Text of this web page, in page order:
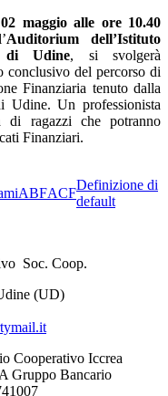
maggio alle ore 10.40
Auditorium
dell’Istituto
di Udine, si svolgerà
conclusivo del percorso di
Finanziaria tenuto dalla
Udine. Un professionista
di ragazzi che potranno
Finanziari.
ABFACF
Definizione di
default
Soc. Coop.
(UD)
Cooperativo Iccrea
Gruppo Bancario